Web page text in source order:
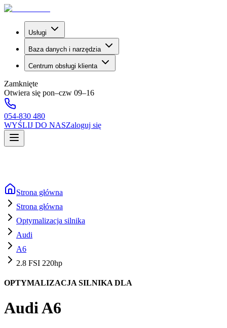
Usługi
Baza danych i narzędzia
Centrum obsługi klienta
Zamknięte
Otwiera się pon–czw 09–16
054-830 480
WYŚLIJ DO NASZaloguj się
Strona główna
Strona główna
Optymalizacja silnika
Audi
A6
2.8 FSI 220hp
OPTYMALIZACJA SILNIKA DLA
AudiA6